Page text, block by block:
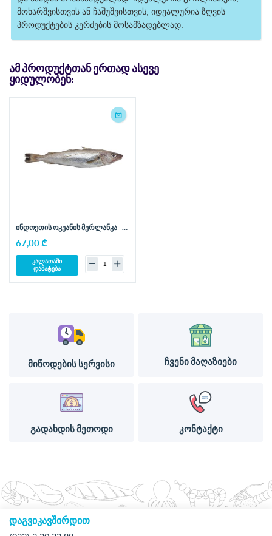
მოხარშვისთვის ან ჩაშუშვისთვის, იდეალურია ზღვის
პროდუქტების კერძების მოსამზადებლად.
ᲐᲛ ᲞᲠᲝᲓᲣᲥᲢᲗᲐᲜ ᲔᲠᲗᲐᲓ ᲐᲡᲔᲕᲔ
ᲧᲘᲓᲣᲚᲝᲑᲔᲜ:
ინდოეთის ოკეანის მერლანკა - 1
67,00 ₾
კალათაში
დამატება
მიწოდების სერვისი ჩვენი მაღაზიები
გადახდის მეთოდი კონტაქტი
დაგვიკავშირდით